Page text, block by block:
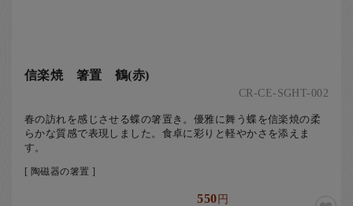
信楽焼 箸置 鶴(赤)
CR-CE-SGHT-002
春の訪れを感じさせる蝶の箸置き。優雅に舞う蝶を信楽焼の柔
らかな質感で表現しました。食卓に彩りと軽やかさを添えま
す。
[ 陶磁器の箸置 ]
550円